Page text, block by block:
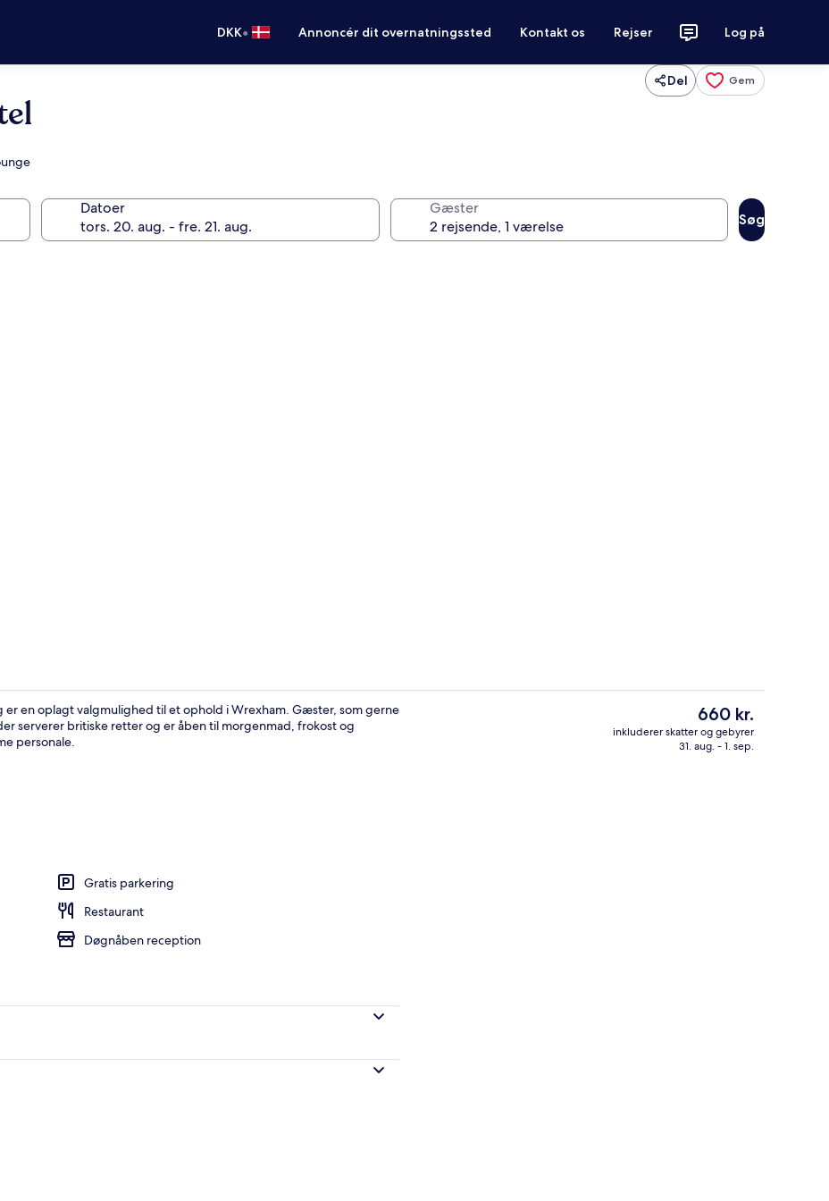
DKK• Annoncér dit overnatningssted Kontakt os Rejser Log på
Del Gem
Datoer Gæster
Søg
Udendørsområde
en oplagt valgmulighed til et ophold i Wrexham. Gæster, som gerne
serverer britiske retter og er åben til morgenmad, frokost og
personale.
Gratis parkering
Restaurant
Døgnåben reception
Den
nuværende
pris
660 kr.
inkluderer skatter og gebyrer
31. aug. - 1. sep.